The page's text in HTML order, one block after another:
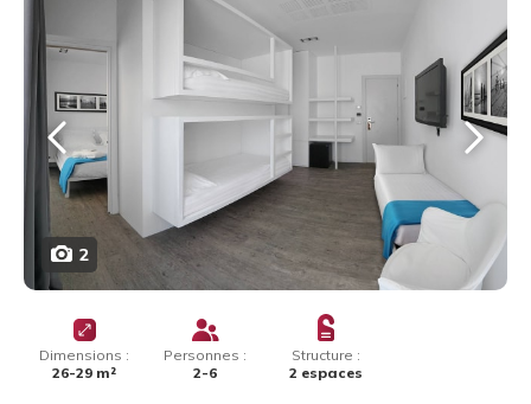
Dimensions :
26-29 m²
Personnes :
2-6
Structure :
2 espaces
2